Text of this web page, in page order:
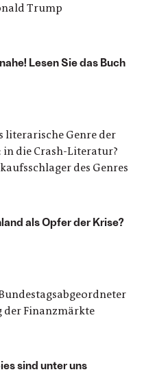
Trump
Lesen Sie das Buch
literarische Genre der
die Crash-Literatur?
des Genres
als Opfer der Krise?
der Finanzmärkte
sind unter uns